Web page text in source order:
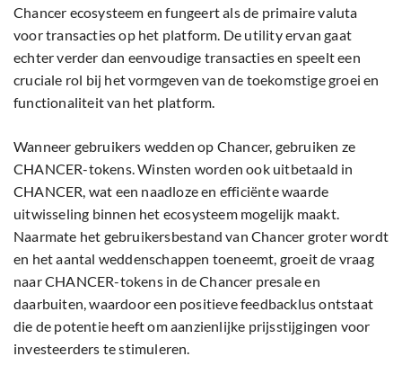
Chancer ecosysteem en fungeert als de primaire valuta
voor transacties op het platform. De utility ervan gaat
echter verder dan eenvoudige transacties en speelt een
cruciale rol bij het vormgeven van de toekomstige groei en
functionaliteit van het platform.
Wanneer gebruikers wedden op Chancer, gebruiken ze
CHANCER-tokens. Winsten worden ook uitbetaald in
CHANCER, wat een naadloze en efficiënte waarde
uitwisseling binnen het ecosysteem mogelijk maakt.
Naarmate het gebruikersbestand van Chancer groter wordt
en het aantal weddenschappen toeneemt, groeit de vraag
naar CHANCER-tokens in de Chancer presale en
daarbuiten, waardoor een positieve feedbacklus ontstaat
die de potentie heeft om aanzienlijke prijsstijgingen voor
investeerders te stimuleren.